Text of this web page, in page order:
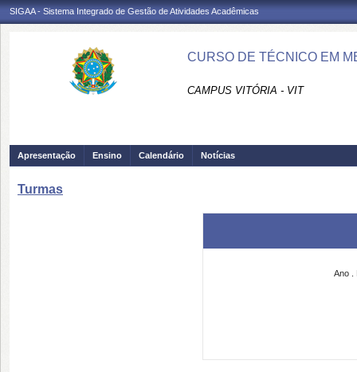
SIGAA - Sistema Integrado de Gestão de Atividades Acadêmicas
CURSO DE TÉCNICO EM
CAMPUS VITÓRIA - VIT
Apresentação Ensino Calendário Notícias
Turmas
Ano